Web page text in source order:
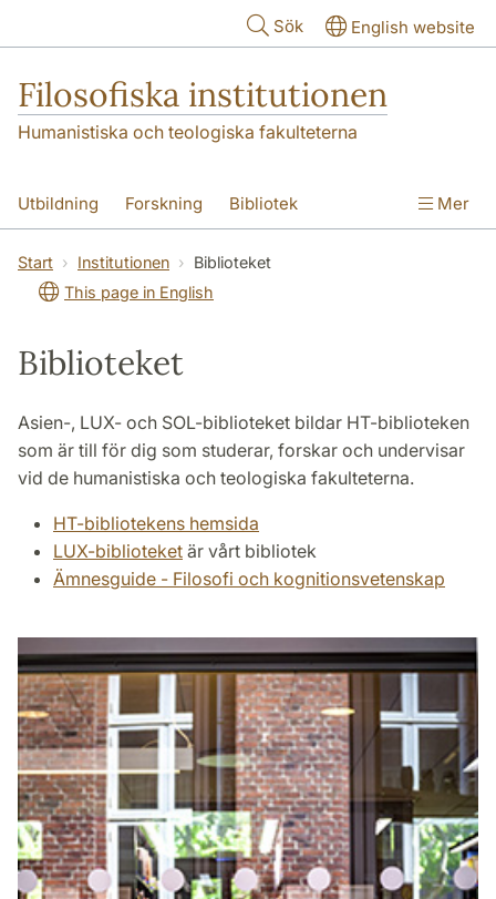
Sök English website
Filosofiska institutionen
Humanistiska och teologiska fakulteterna
Utbildning Forskning Bibliotek
Personal Kontakt Institutionen
Mer
Start Institutionen
Biblioteket
This page in English
Biblioteket
Asien-, LUX- och SOL-biblioteket bildar HT-biblioteken
som är till för dig som studerar, forskar och undervisar
vid de humanistiska och teologiska fakulteterna.
HT-bibliotekens hemsida
LUX-biblioteket är vårt bibliotek
Ämnesguide - Filosofi och kognitionsvetenskap